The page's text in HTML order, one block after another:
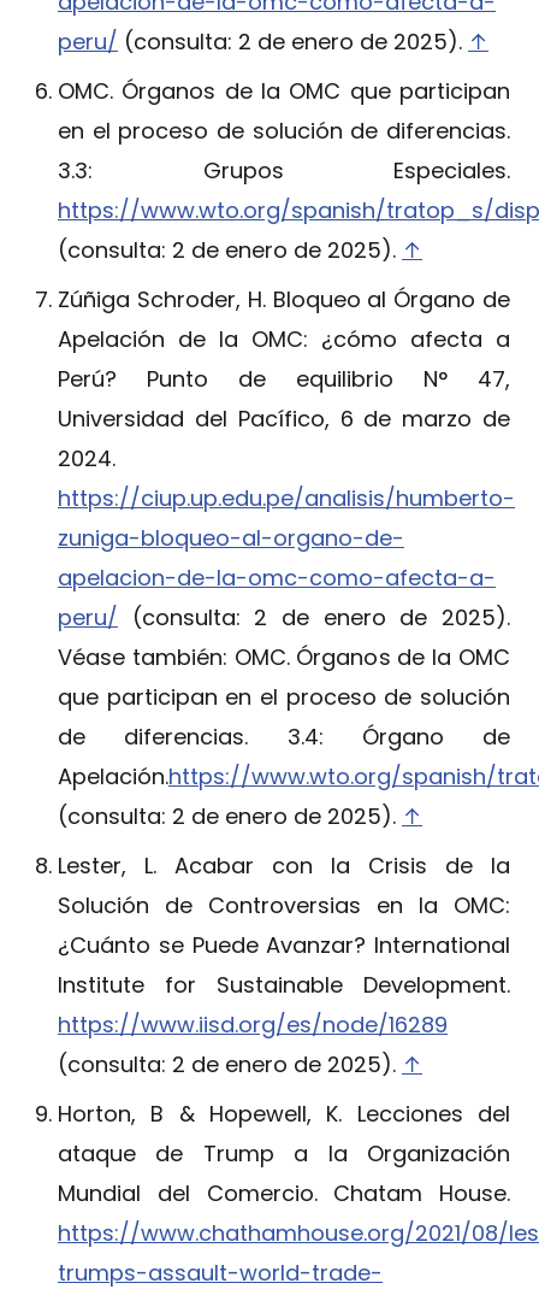
peru/ (consulta: 2 de enero de 2025). ↑
OMC. Órganos de la OMC que participan
en el proceso de solución de diferencias.
3.3: Grupos Especiales.
https://www.wto.org/spanish/tratop_s/
(consulta: 2 de enero de 2025). ↑
Zúñiga Schroder, H. Bloqueo al Órgano de
Apelación de la OMC: ¿cómo afecta a
Perú? Punto de equilibrio N° 47,
Universidad del Pacífico, 6 de marzo de
2024.
https://ciup.up.edu.pe/analisis/humberto-
zuniga-bloqueo-al-organo-de-
apelacion-de-la-omc-como-afecta-a-
peru/ (consulta: 2 de enero de 2025).
Véase también: OMC. Órganos de la OMC
que participan en el proceso de solución
de diferencias. 3.4: Órgano de
Apelación.https://www.wto.org/spanish/
(consulta: 2 de enero de 2025). ↑
Lester, L. Acabar con la Crisis de la
Solución de Controversias en la OMC:
¿Cuánto se Puede Avanzar? International
Institute for Sustainable Development.
https://www.iisd.org/es/node/16289
(consulta: 2 de enero de 2025). ↑
Horton, B & Hopewell, K. Lecciones del
ataque de Trump a la Organización
Mundial del Comercio. Chatam House.
https://www.chathamhouse.org/2021/08/
trumps-assault-world-trade-